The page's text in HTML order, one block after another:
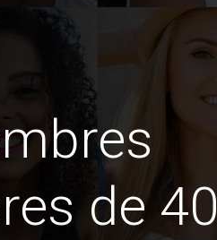
de 40